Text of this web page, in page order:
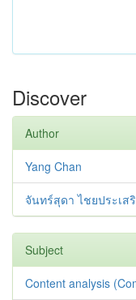
Discover
Author
Yang Chan
จันทร์สุดา ไชยประเส
Subject
Content analysis